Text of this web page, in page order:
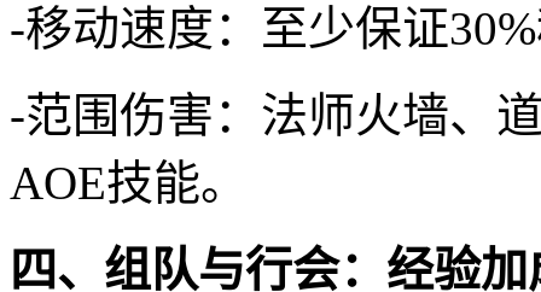
-移动速度：至少保证
-范围伤害：法师火墙、
AOE技能。
四、组队与行会：经验